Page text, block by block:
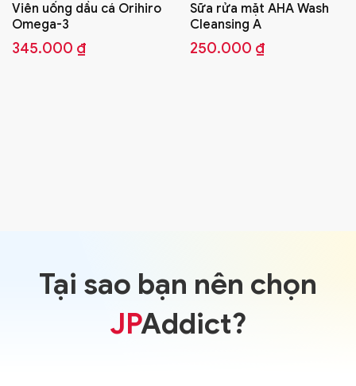
Sữa rửa mặt AHA Wash
Cleansing A
250.000
Tại sao bạn nên chọn
JPAddict?